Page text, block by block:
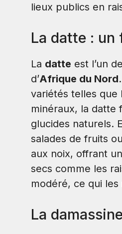
lieux publics en
La datte : un
La datte est l’un
d’Afrique du Nord
variétés telles que
minéraux, la datte
glucides naturels.
salades de fruits
aux noix, offrant
secs comme les
modéré, ce qui
La